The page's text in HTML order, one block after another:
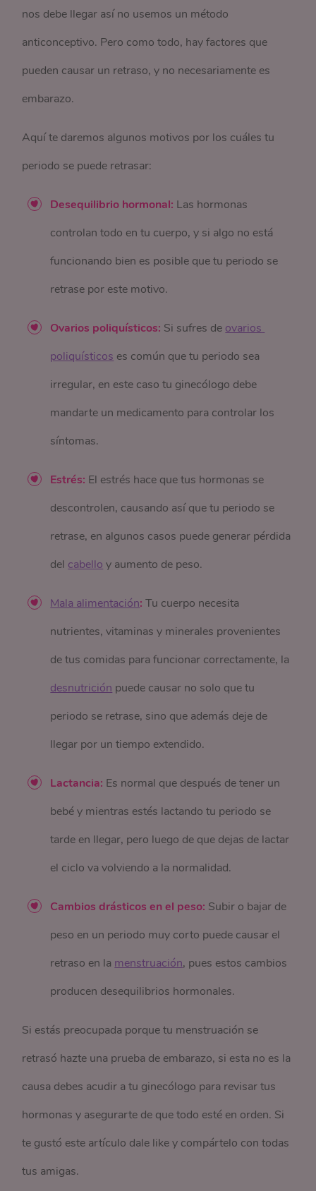
nos debe llegar así no usemos un método
anticonceptivo. Pero como todo, hay factores que
pueden causar un retraso, y no necesariamente es
embarazo.
Aquí te daremos algunos motivos por los cuáles tu
periodo se puede retrasar:
Desequilibrio hormonal: Las hormonas
controlan todo en tu cuerpo, y si algo no está
funcionando bien es posible que tu periodo se
retrase por este motivo.
Ovarios poliquísticos: Si sufres de ovarios
poliquísticos es común que tu periodo sea
irregular, en este caso tu ginecólogo debe
mandarte un medicamento para controlar los
síntomas.
Estrés: El estrés hace que tus hormonas se
descontrolen, causando así que tu periodo se
retrase, en algunos casos puede generar pérdida
del cabello y aumento de peso.
Mala alimentación:Tu cuerpo necesita
nutrientes, vitaminas y minerales provenientes
de tus comidas para funcionar correctamente, la
desnutrición puede causar no solo que tu
periodo se retrase, sino que además deje de
llegar por un tiempo extendido.
Lactancia: Es normal que después de tener un
bebé y mientras estés lactando tu periodo se
tarde en llegar, pero luego de que dejas de lactar
el ciclo va volviendo a la normalidad.
Cambios drásticos en el peso: Subir o bajar de
peso en un periodo muy corto puede causar el
retraso en la menstruación, pues estos cambios
producen desequilibrios hormonales.
Si estás preocupada porque tu menstruación se
retrasó hazte una prueba de embarazo, si esta no es la
causa debes acudir a tu ginecólogo para revisar tus
hormonas y asegurarte de que todo esté en orden. Si
te gustó este artículo dale like y compártelo con todas
tus amigas.